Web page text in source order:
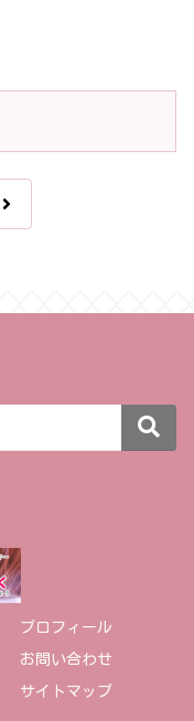
次
プロフィール
お問い合わせ
サイトマップ